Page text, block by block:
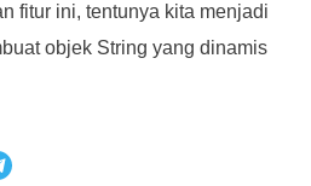
fitur ini, tentunya kita menjadi
objek String yang dinamis